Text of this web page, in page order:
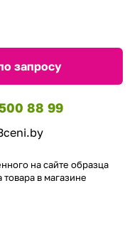
запросу
88 99
на сайте образца
товара в магазине